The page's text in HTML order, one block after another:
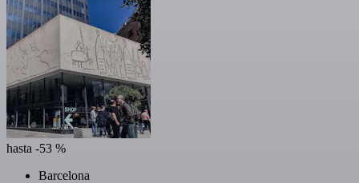
hasta -53 %
Barcelona